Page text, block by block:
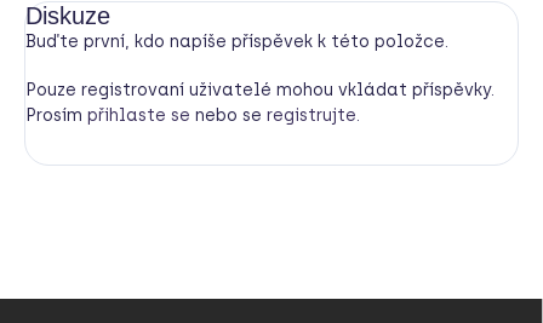
Diskuze
Buďte první, kdo napíše příspěvek k této položce.
Pouze registrovaní uživatelé mohou vkládat příspěvky.
Prosím přihlaste se nebo se registrujte.